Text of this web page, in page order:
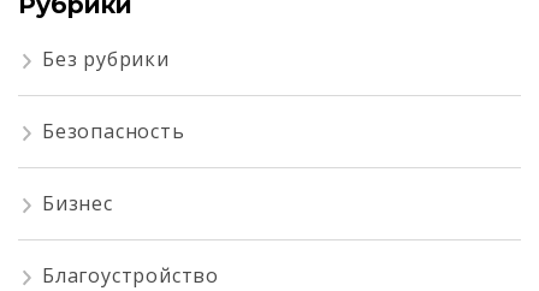
Без рубрики
Безопасность
Бизнес
Благоустройство